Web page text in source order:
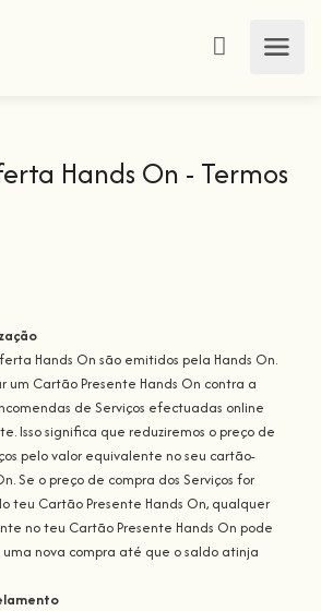
Hands On - Termos
Hands On são emitidos pela Hands On.
um Cartão Presente Hands On contra a
de Serviços efectuadas online
Isso significa que reduziremos o preço de
pelo valor equivalente no seu cartão-
Se o preço de compra dos Serviços for
teu Cartão Presente Hands On, qualquer
no teu Cartão Presente Hands On pode
nova compra até que o saldo atinja